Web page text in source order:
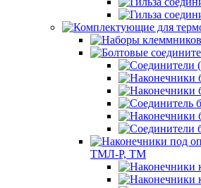
ТМЛ-Р, ТМ